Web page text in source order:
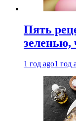
Пять
зеленью,
1 год ago1 год